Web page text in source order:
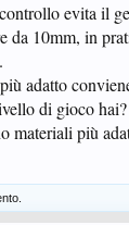
evita il
da 10mm, in
adatto
di gioco hai?
materiali più